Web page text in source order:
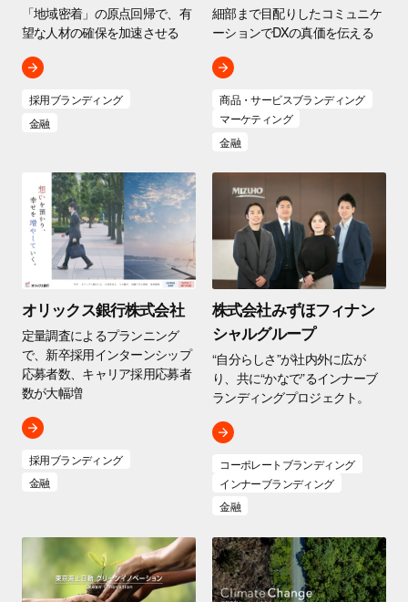
「地域密着」の原点回帰で、有
望な人材の確保を加速させる
採用ブランディング
金融
細部まで目配りしたコミュニケ
ーションでDXの真価を伝える
商品・サービスブランディング
マーケティング
金融
オリックス銀行株式会社
定量調査によるプランニング
で、新卒採用インターンシップ
応募者数、キャリア採用応募者
数が大幅増
採用ブランディング
金融
株式会社みずほフィナン
シャルグループ
“自分らしさ”が社内外に広が
り、共に“かなで”るインナーブ
ランディングプロジェクト。
コーポレートブランディング
インナーブランディング
金融